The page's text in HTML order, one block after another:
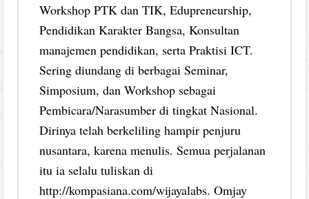
Workshop PTK dan TIK, Edupreneurship,
Pendidikan Karakter Bangsa, Konsultan
manajemen pendidikan, serta Praktisi ICT.
Sering diundang di berbagai Seminar,
Simposium, dan Workshop sebagai
Pembicara/Narasumber di tingkat Nasional.
Dirinya telah berkeliling hampir penjuru
nusantara, karena menulis. Semua perjalanan
itu ia selalu tuliskan di
http://kompasiana.com/wijayalabs. Omjay